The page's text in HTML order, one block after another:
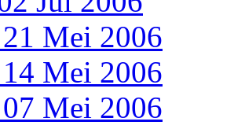
Mei 2006
Mei 2006
Mei 2006